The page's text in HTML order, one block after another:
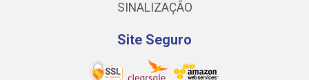
SINALIZAÇÃO
Site Seguro